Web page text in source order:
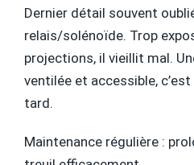
Dernier détail souvent
relais/solénoïde. Trop
projections, il vieillit mal.
ventilée et accessible,
tard.
Maintenance régulière :